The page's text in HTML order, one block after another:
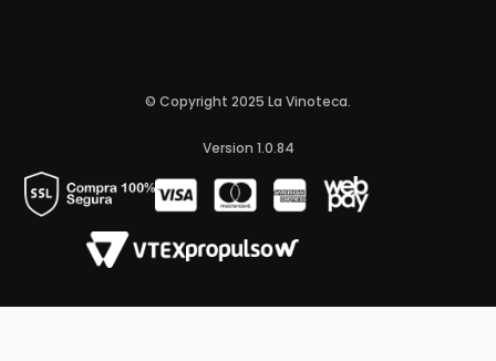
© Copyright 2025 La Vinoteca.
Version 1.0.84